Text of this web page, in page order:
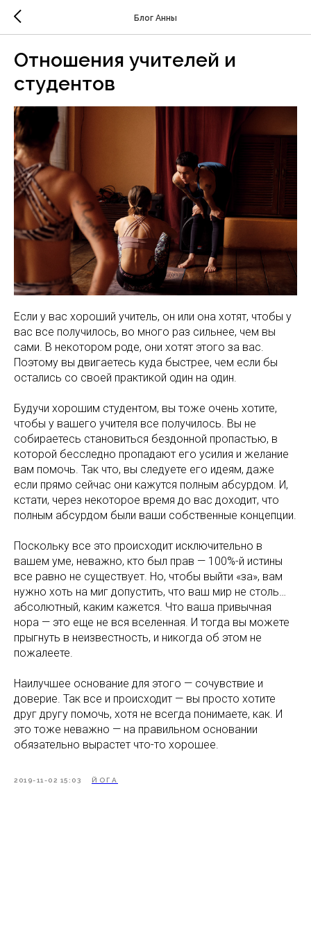
Блог Анны
Отношения учителей и
студентов
Если у вас хороший учитель, он или она хотят, чтобы у
вас все получилось, во много раз сильнее, чем вы
сами. В некотором роде, они хотят этого за вас.
Поэтому вы двигаетесь куда быстрее, чем если бы
остались со своей практикой один на один.
Будучи хорошим студентом, вы тоже очень хотите,
чтобы у вашего учителя все получилось. Вы не
собираетесь становиться бездонной пропастью, в
которой бесследно пропадают его усилия и желание
вам помочь. Так что, вы следуете его идеям, даже
если прямо сейчас они кажутся полным абсурдом. И,
кстати, через некоторое время до вас доходит, что
полным абсурдом были ваши собственные концепции.
Поскольку все это происходит исключительно в
вашем уме, неважно, кто был прав — 100%-й истины
все равно не существует. Но, чтобы выйти «за», вам
нужно хоть на миг допустить, что ваш мир не столь…
абсолютный, каким кажется. Что ваша привычная
нора — это еще не вся вселенная. И тогда вы можете
прыгнуть в неизвестность, и никогда об этом не
пожалеете.
Наилучшее основание для этого — сочувствие и
доверие. Так все и происходит — вы просто хотите
друг другу помочь, хотя не всегда понимаете, как. И
это тоже неважно — на правильном основании
обязательно вырастет что-то хорошее.
2019-11-02 15:03 ЙОГА